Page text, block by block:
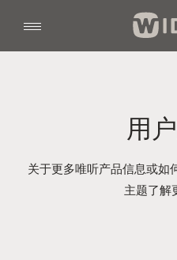
用
关于更多唯听产品信息或如
主题了解